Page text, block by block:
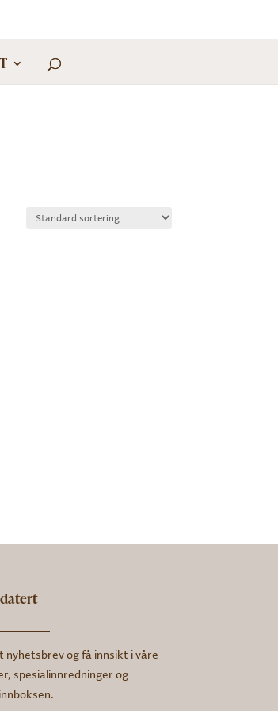
nyhetsbrev og få innsikt i våre
spesialinnredninger og